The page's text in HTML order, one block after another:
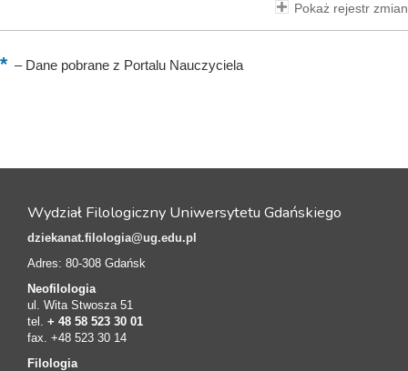
Pokaż rejestr zmian
–Dane pobrane z Portalu Nauczyciela
Wydział Filologiczny Uniwersytetu Gdańskiego
dziekanat.filologia@ug.edu.pl
Adres: 80-308 Gdańsk
Neofilologia
ul. Wita Stwosza 51
tel. + 48 58 523 30 01
fax. +48 523 30 14
Filologia